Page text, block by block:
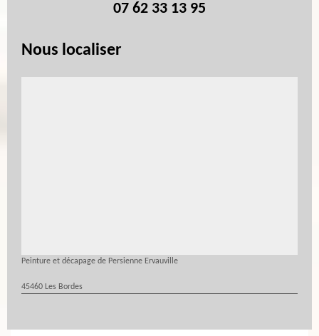
07 62 33 13 95
Nous localiser
Peinture et décapage de Persienne Ervauville
45460 Les Bordes